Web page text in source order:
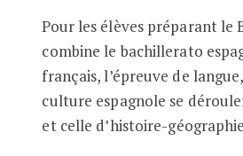
Pour les élèves préparant le
combine le bachillerato
français, l’épreuve de
culture espagnole se
et celle d’histoire-